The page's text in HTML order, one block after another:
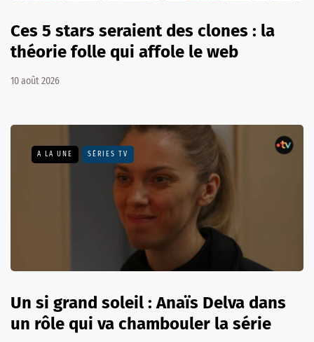
Ces 5 stars seraient des clones : la
théorie folle qui affole le web
10 août 2026
A LA UNE SÉRIES TV
Un si grand soleil : Anaïs Delva dans
un rôle qui va chambouler la série